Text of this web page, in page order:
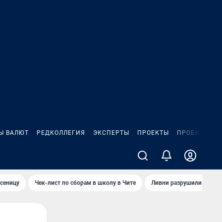
ВАЛЮТ РЕДКОЛЛЕГИЯ ЭКСПЕРТЫ ПРОЕКТЫ ПРОБКИ
Чек-лист по сборам в школу в Чите Ливни разрушили